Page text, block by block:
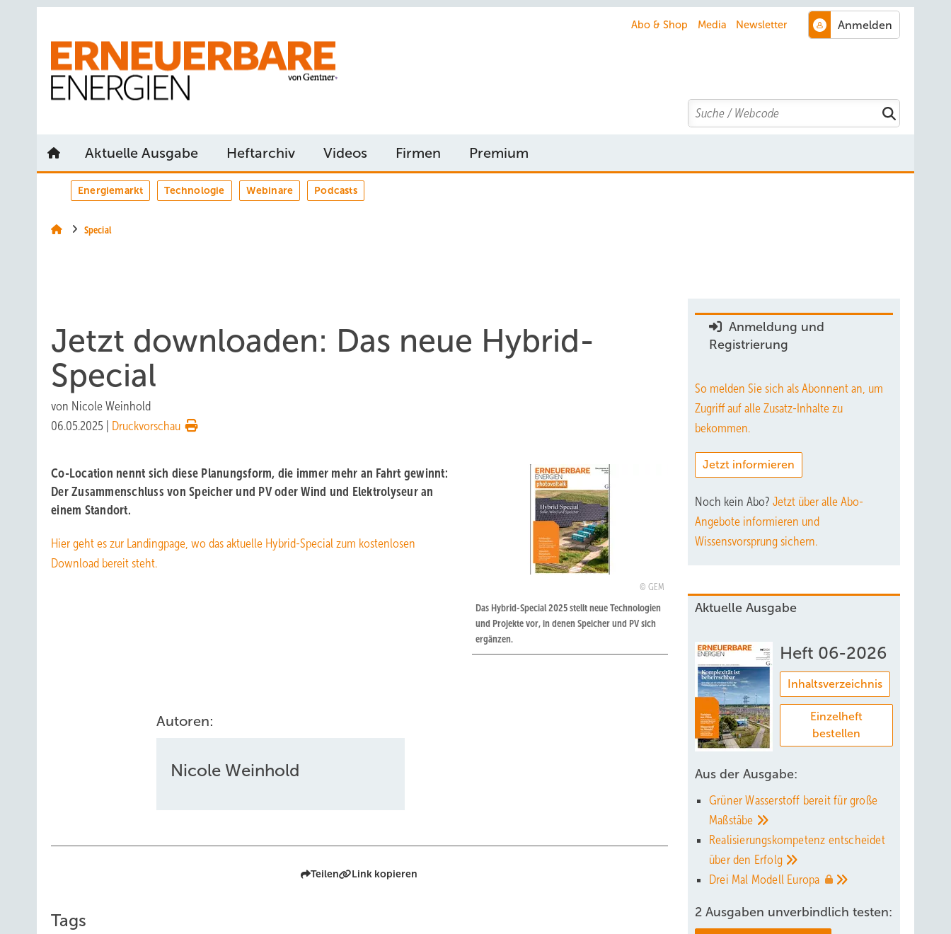
Abo & Shop Media Newsletter
Search
Aktuelle Ausgabe Heftarchiv Videos Firmen Premium
Energiemarkt Technologie Webinare Podcasts
Special
Jetzt downloaden: Das neue Hybrid-
Special
von Nicole Weinhold
06.05.2025
Druckvorschau
GEM
Das Hybrid-Special 2025 stellt neue Technologien
und Projekte vor, in denen Speicher und PV sich
ergänzen.
Co-Location nennt sich diese Planungsform, die immer mehr an Fahrt gewinnt:
Der Zusammenschluss von Speicher und PV oder Wind und Elektrolyseur an
einem Standort.
Hier geht es zur Landingpage, wo das aktuelle Hybrid-Special zum kostenlosen
Download bereit steht.
Autoren:
Nicole Weinhold
Teilen Link kopieren
Tags
Anmeldung und
Registrierung
So melden Sie sich als Abonnent an, um
Zugriff auf alle Zusatz-Inhalte zu
bekommen.
Jetzt informieren
Noch kein Abo? Jetzt über alle Abo-
Angebote informieren und
Wissensvorsprung sichern.
Aktuelle Ausgabe
Heft 06-2026
Inhaltsverzeichnis
Einzelheft
bestellen
Aus der Ausgabe:
Grüner Wasserstoff bereit für große
Maßstäbe
Realisierungskompetenz entscheidet
über den Erfolg
Drei Mal Modell Europa
2 Ausgaben unverbindlich testen: